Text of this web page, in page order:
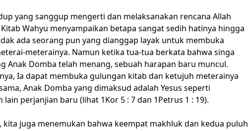
yang sanggup mengerti dan melaksanakan rencana Allah
Kitab Wahyu menyampaikan betapa sangat sedih hatinya hingga
ada seorang pun yang dianggap layak untuk membuka
meterainya. Namun ketika tua-tua berkata bahwa singa
Anak Domba telah menang, sebuah harapan baru muncul.
Ia dapat membuka gulungan kitab dan ketujuh meterainya
Anak Domba yang dimaksud adalah Yesus seperti
perjanjian baru (lihat 1Kor 5 : 7 dan 1Petrus 1 : 19).
kita juga menemukan bahwa keempat makhluk dan kedua puluh